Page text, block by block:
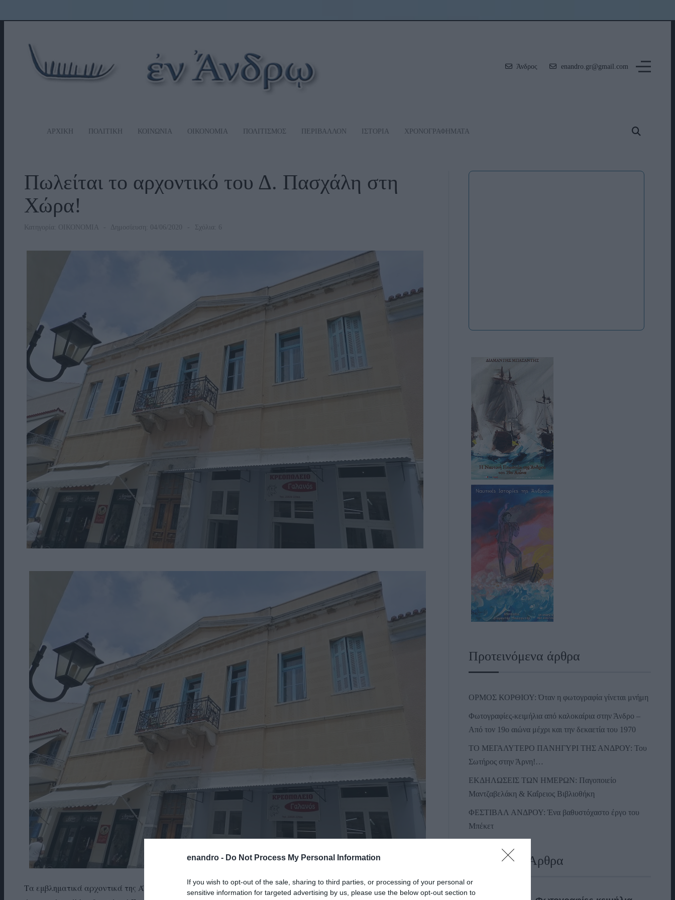
enandro - Do Not Process My Personal Information
If you wish to opt-out of the sale, sharing to third parties, or processing of your personal or
sensitive information for targeted advertising by us, please use the below opt-out section to
Άνδρος enandro.gr@gmail.com
ΑΡΧΙΚΗ ΠΟΛΙΤΙΚΗ ΚΟΙΝΩΝΙΑ ΟΙΚΟΝΟΜΙΑ ΠΟΛΙΤΙΣΜΟΣ ΠΕΡΙΒΑΛΛΟΝ ΙΣΤΟΡΙΑ ΧΡΟΝΟΓΡΑΦΗΜΑΤΑ
Πωλείται το αρχοντικό του Δ. Πασχάλη στη
Χώρα!
Κατηγορία: ΟΙΚΟΝΟΜΙΑ Δημοσίευση: 04/06/2020 Σχόλια: 6
Τα εμβληματικά αρχοντικά της Άνδρου, εκεί που η ιστορία του νησιού άφησε το αποτύπωμα της, αλλάζουν το
Προτεινόμενα άρθρα
ΟΡΜΟΣ ΚΟΡΘΙΟΥ: Όταν η φωτογραφία γίνεται μνήμη
Φωτογραφίες-κειμήλια από καλοκαίρια στην Άνδρο –
Από τον 19ο αιώνα μέχρι και την δεκαετία του 1970
ΤΟ ΜΕΓΑΛΥΤΕΡΟ ΠΑΝΗΓΥΡΙ ΤΗΣ ΑΝΔΡΟΥ: Του
Σωτήρος στην Άρνη!…
ΕΚΔΗΛΩΣΕΙΣ ΤΩΝ ΗΜΕΡΩΝ: Παγοποιείο
Μαντζαβελάκη & Καΐρειος Βιβλιοθήκη
ΦΕΣΤΙΒΑΛ ΑΝΔΡΟΥ: Ένα βαθυστόχαστο έργο του
Μπέκετ
Πρόσφατα Άρθρα